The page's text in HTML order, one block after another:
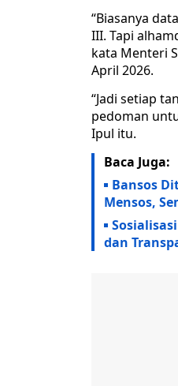
“Biasanya
III. Tapi
kata Menteri
April 2026.
“Jadi setiap
pedoman
Ipul itu.
Baca Juga:
Bansos
Mensos,
dan